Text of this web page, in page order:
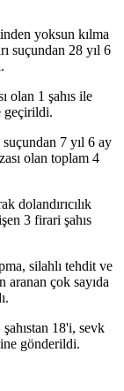
yoksun kılma
suçundan 28 yıl 6
olan 1 şahıs ile
geçirildi.
7 yıl 6 ay
olan toplam 4
dolandırıcılık
3 firari şahıs
silahlı tehdit ve
çok sayıda
18'i, sevk
gönderildi.